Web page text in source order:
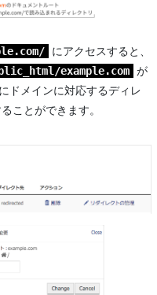
にアクセスすると、
example.com
が
ドメインに対応するディレ
ことができます。